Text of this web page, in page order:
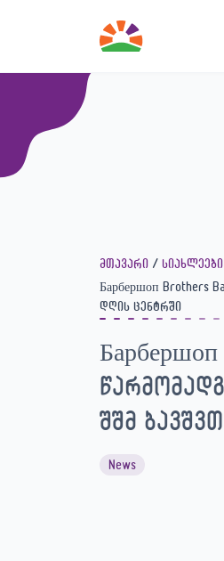
მთავარი
სიახლეები
Барбершоп Brothers
დღის ცენტრში
შშმ
News